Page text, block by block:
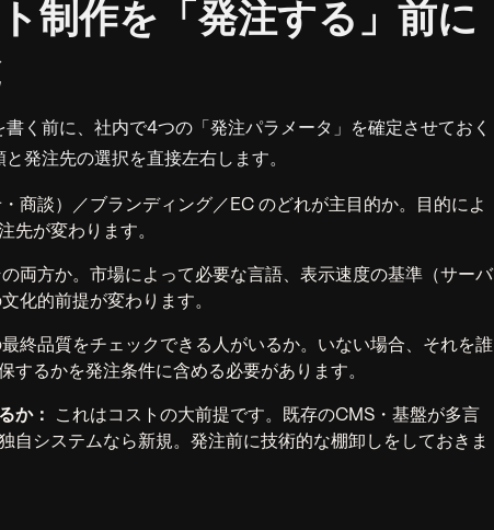
制作を「発注する」前に
く前に、社内で4つの「発注パラメータ」を確定させておく
発注先の選択を直接左右します。
商談）／ブランディング／EC のどれが主目的か。目的によ
先が変わります。
両方か。市場によって必要な言語、表示速度の基準（サーバ
化的前提が変わります。
終品質をチェックできる人がいるか。いない場合、それを誰
するかを発注条件に含める必要があります。
か：
これはコストの大前提です。既存のCMS・基盤が多言
自システムなら新規。発注前に技術的な棚卸しをしておきま